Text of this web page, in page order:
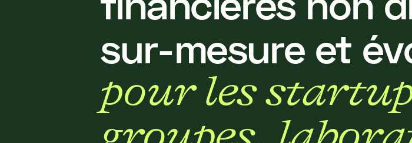
sur-mesure et év
pour les startu